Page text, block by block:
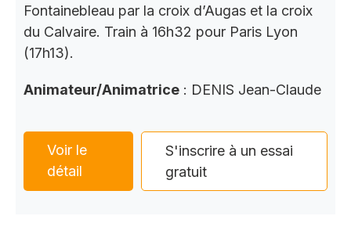
Fontainebleau par la croix d’Augas et la croix
du Calvaire. Train à 16h32 pour Paris Lyon
(17h13).
Animateur/Animatrice : DENIS Jean-Claude
Voir le
détail
S'inscrire à un essai
gratuit